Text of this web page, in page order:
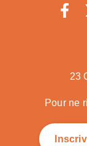
23
Pour ne